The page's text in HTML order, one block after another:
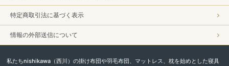
特定商取引法に基づく表示
情報の外部送信について
私たちnishikawa（西川）の掛け布団や羽毛布団、マットレス、枕を始めとした寝具